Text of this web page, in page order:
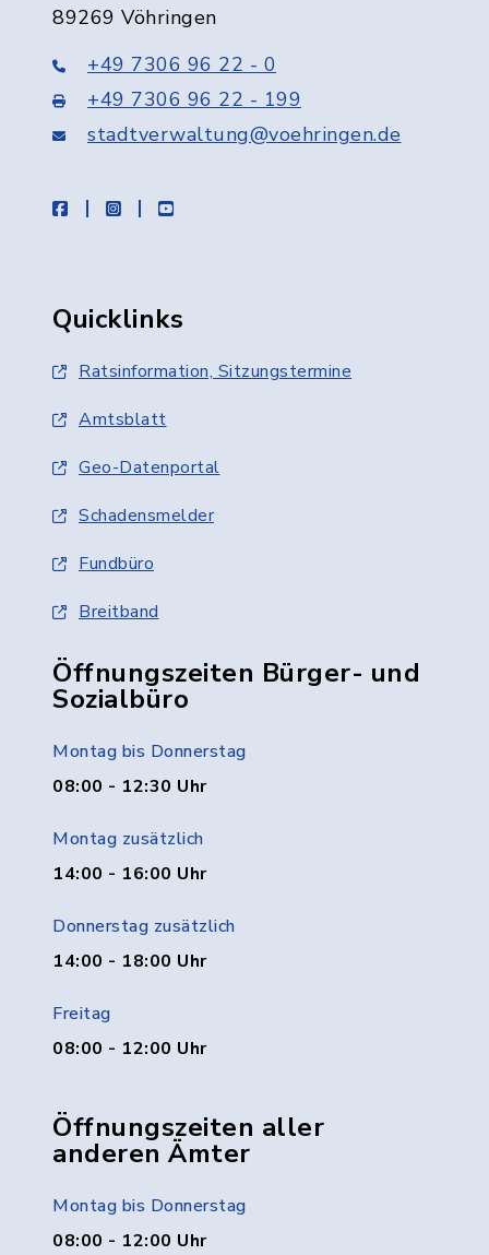
89269 Vöhringen
+49 7306 96 22 - 0
+49 7306 96 22 - 199
stadtverwaltung@voehringen.de
facebookinstagramyoutube
Quicklinks
Ratsinformation, Sitzungstermine
Amtsblatt
Geo-Datenportal
Schadensmelder
Fundbüro
Breitband
Öffnungszeiten Bürger- und
Sozialbüro
Montag bis Donnerstag
08:00 - 12:30 Uhr
Montag zusätzlich
14:00 - 16:00 Uhr
Donnerstag zusätzlich
14:00 - 18:00 Uhr
Freitag
08:00 - 12:00 Uhr
Öffnungszeiten aller
anderen Ämter
Montag bis Donnerstag
08:00 - 12:00 Uhr